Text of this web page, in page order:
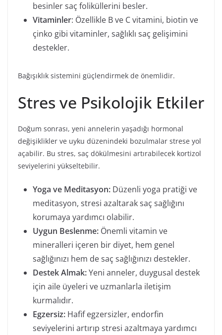
besinler saç foliküllerini besler.
Vitaminler: Özellikle B ve C vitamini, biotin ve
çinko gibi vitaminler, sağlıklı saç gelişimini
destekler.
Bağışıklık sistemini güçlendirmek de önemlidir.
Stres ve Psikolojik Etkiler
Doğum sonrası, yeni annelerin yaşadığı hormonal
değişiklikler ve uyku düzenindeki bozulmalar strese yol
açabilir. Bu stres, saç dökülmesini artırabilecek kortizol
seviyelerini yükseltebilir.
Yoga ve Meditasyon: Düzenli yoga pratiği ve
meditasyon, stresi azaltarak saç sağlığını
korumaya yardımcı olabilir.
Uygun Beslenme: Önemli vitamin ve
mineralleri içeren bir diyet, hem genel
sağlığınızı hem de saç sağlığınızı destekler.
Destek Almak:Yeni anneler, duygusal destek
için aile üyeleri ve uzmanlarla iletişim
kurmalıdır.
Egzersiz: Hafif egzersizler, endorfin
seviyelerini artırıp stresi azaltmaya yardımcı